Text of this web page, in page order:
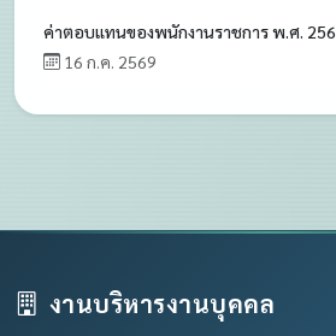
ค่าตอบแทนของพนักงานราชการ พ.ศ.
16 ก.ค. 2569
งานบริหารงานบุคคล